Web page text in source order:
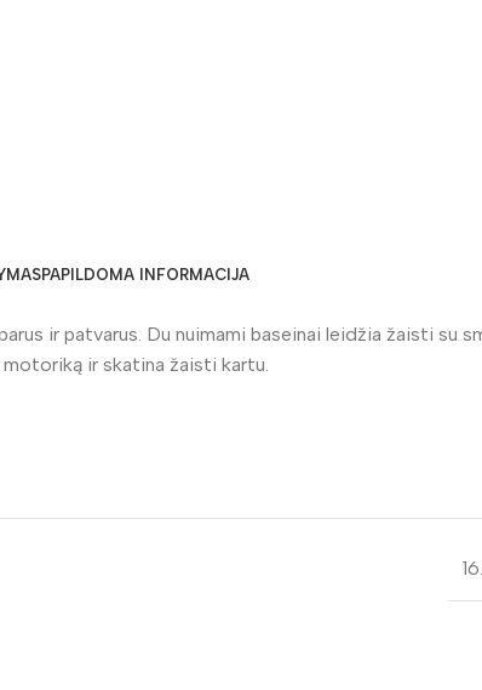
PAPILDOMA INFORMACIJA
ir patvarus. Du nuimami baseinai leidžia žaisti su
ir skatina žaisti kartu.